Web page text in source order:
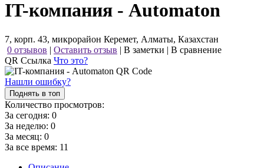
IT-компания - Automaton
7, корп. 43, микрорайон Керемет, Алматы, Казахстан
0 отзывов | Оставить отзыв | В заметки | В сравнение
QR Ссылка Что это?
Нашли ошибку?
Поднять в топ
Количество просмотров:
За сегодня: 0
За неделю: 0
За месяц: 0
За все время: 11